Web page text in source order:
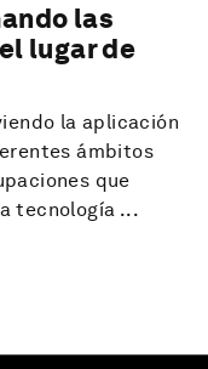
las
lugar de
la aplicación
ámbitos
que
tecnología ...